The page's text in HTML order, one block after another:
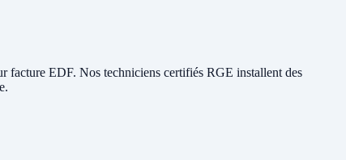
facture EDF. Nos techniciens certifiés RGE installent des